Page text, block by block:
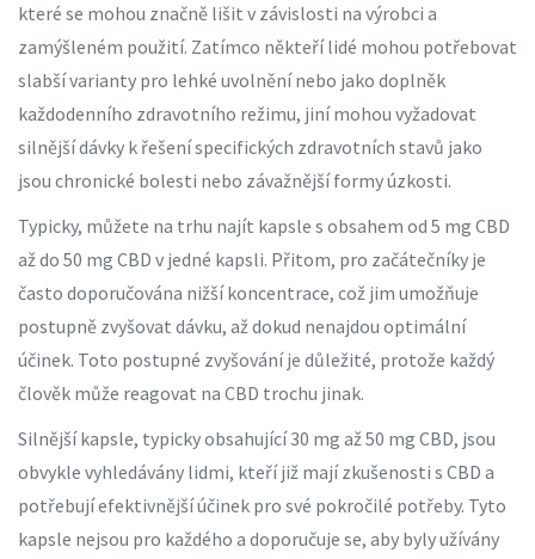
které se mohou značně lišit v závislosti na výrobci a
zamýšleném použití. Zatímco někteří lidé mohou potřebovat
slabší varianty pro lehké uvolnění nebo jako doplněk
každodenního zdravotního režimu, jiní mohou vyžadovat
silnější dávky k řešení specifických zdravotních stavů jako
jsou chronické bolesti nebo závažnější formy úzkosti.
Typicky, můžete na trhu najít kapsle s obsahem od 5 mg CBD
až do 50 mg CBD v jedné kapsli. Přitom, pro začátečníky je
často doporučována nižší koncentrace, což jim umožňuje
postupně zvyšovat dávku, až dokud nenajdou optimální
účinek. Toto postupné zvyšování je důležité, protože každý
člověk může reagovat na CBD trochu jinak.
Silnější kapsle, typicky obsahující 30 mg až 50 mg CBD, jsou
obvykle vyhledávány lidmi, kteří již mají zkušenosti s CBD a
potřebují efektivnější účinek pro své pokročilé potřeby. Tyto
kapsle nejsou pro každého a doporučuje se, aby byly užívány